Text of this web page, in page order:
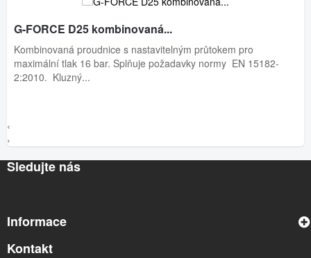
G-FORCE D25 kombinovaná...
Kombinovaná proudnice s nastavitelným průtokem pro
maximální tlak 16 bar. Splňuje požadavky normy EN 15182-
2:2010. Kluzný...
‹
›
Sledujte nás
Informace
Kontakt